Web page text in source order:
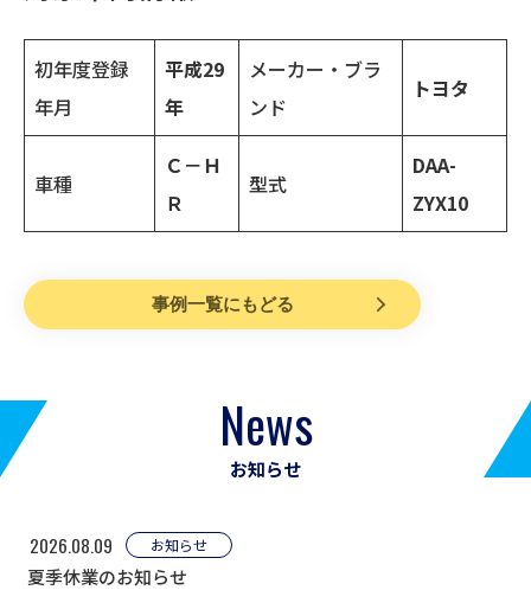
初年度登録
年月
平成29
年
メーカー・ブラ
ンド
トヨタ
車種
Ｃ－Ｈ
Ｒ
型式
DAA-
ZYX10
事例一覧にもどる
News
お知らせ
2026.08.09 お知らせ
夏季休業のお知らせ